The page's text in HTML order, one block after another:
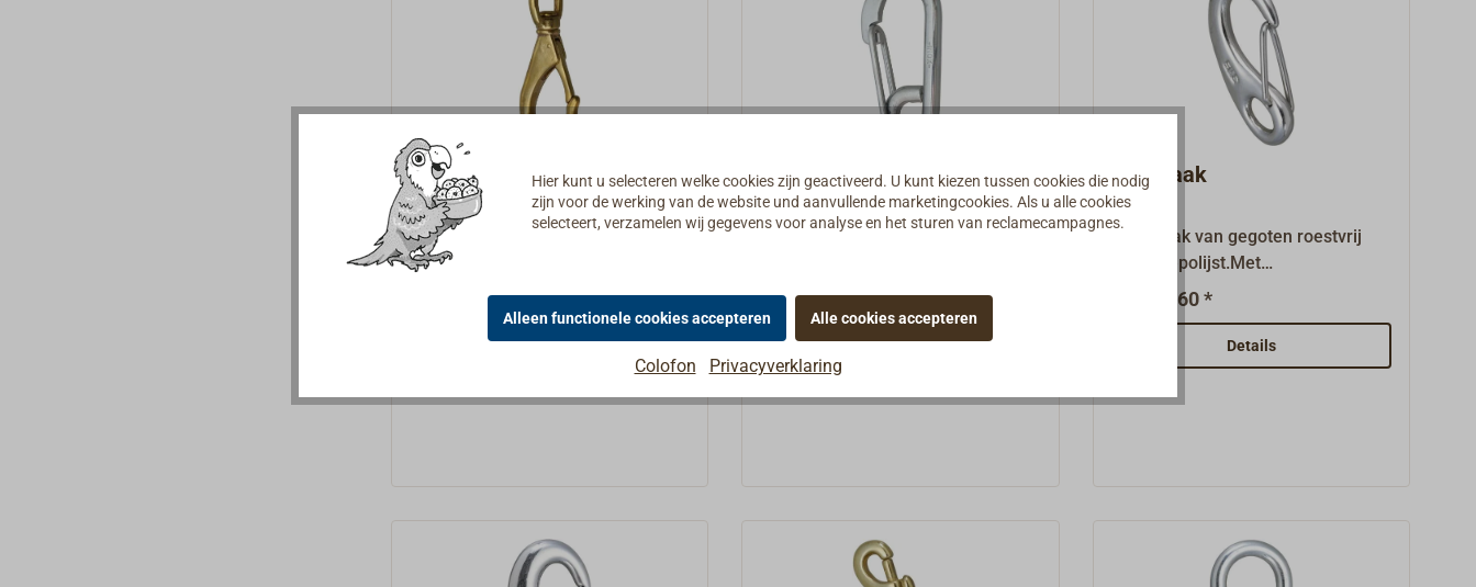
karabijnhaken met wartel
Kleine karabijnhaak met draaiend
oog, vervaardigd uit
of roestvrij staal.Voor lichte
belasting. Veer van roestvrij
sleutelhanger.
€ 8,90 *
Details
Karabijnhaak WICHARD
roestvrij staal
Karabijnhaak van gesmeed
gegarandeerde breukbelasting.
Dankzij de speciale torsieveer-
sluiting, een ontwikkeling van
WICHARD, heeft de haak geen
Van€ 15,60 *
Details
snaphaak
Snaphaak van gegoten roestvrij
staal, gepolijst.Met
borgbeugel.Voordelige uitvoering.
€ 7,60 *
Details
Hier kunt u selecteren welke cookies zijn geactiveerd. U kunt kiezen tussen cookies die nodig
zijn voor de werking van de website und aanvullende marketingcookies. Als u alle cookies
selecteert, verzamelen wij gegevens voor analyse en het sturen van reclamecampagnes.
Alleen functionele cookies accepteren Alle cookies accepteren
Colofon Privacyverklaring